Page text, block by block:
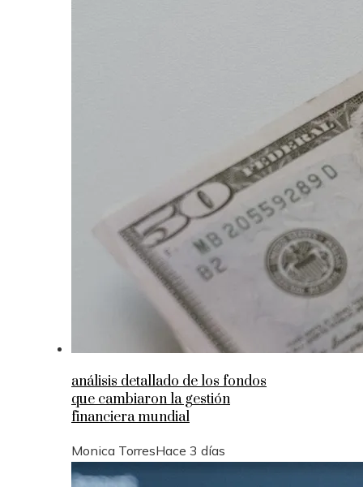
análisis detallado de los fondos
que cambiaron la gestión
financiera mundial
Monica TorresHace 3 días